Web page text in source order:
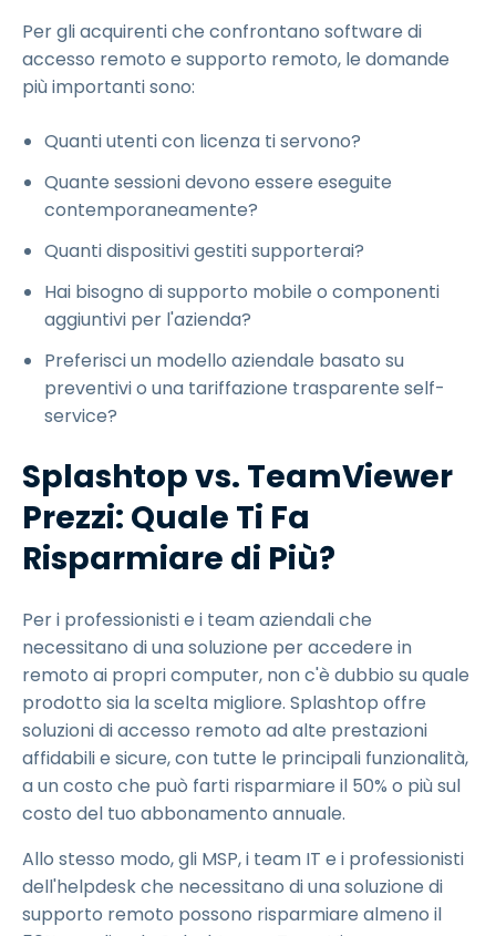
Per gli acquirenti che confrontano software di
accesso remoto e supporto remoto, le domande
più importanti sono:
Quanti utenti con licenza ti servono?
Quante sessioni devono essere eseguite
contemporaneamente?
Quanti dispositivi gestiti supporterai?
Hai bisogno di supporto mobile o componenti
aggiuntivi per l'azienda?
Preferisci un modello aziendale basato su
preventivi o una tariffazione trasparente self-
service?
Splashtop vs. TeamViewer
Prezzi: Quale Ti Fa
Risparmiare di Più?
Per i professionisti e i team aziendali che
necessitano di una soluzione per accedere in
remoto ai propri computer, non c'è dubbio su quale
prodotto sia la scelta migliore. Splashtop offre
soluzioni di accesso remoto ad alte prestazioni
affidabili e sicure, con tutte le principali funzionalità,
a un costo che può farti risparmiare il 50% o più sul
costo del tuo abbonamento annuale.
Allo stesso modo, gli MSP, i team IT e i professionisti
dell'helpdesk che necessitano di una soluzione di
supporto remoto possono risparmiare almeno il